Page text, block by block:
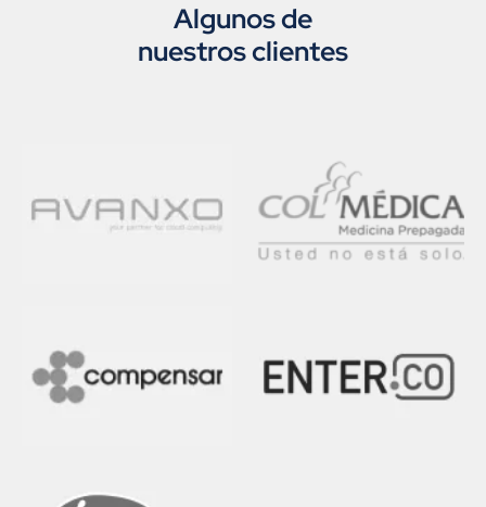
Algunos de
nuestros clientes